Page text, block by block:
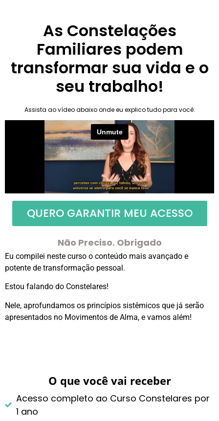
As Constelações
Familiares podem
transformar sua vida e o
seu trabalho!
Assista ao vídeo abaixo onde eu explico tudo para você:
QUERO GARANTIR MEU ACESSO
Não Preciso. Obrigado
Eu compilei neste curso o conteúdo mais avançado e
potente de transformação pessoal.
Estou falando do Constelares!
Nele, aprofundamos os princípios sistêmicos que já serão
apresentados no Movimentos de Alma, e vamos além!
O que você vai receber
Acesso completo ao Curso Constelares por
1 ano